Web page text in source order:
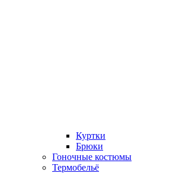
Куртки
Брюки
Гоночные костюмы
Термобельё